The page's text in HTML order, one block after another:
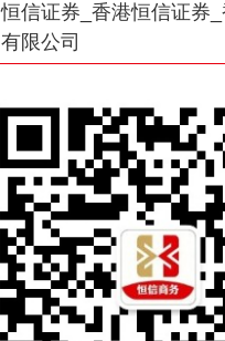
恒信证券_香港恒信证券
有限公司